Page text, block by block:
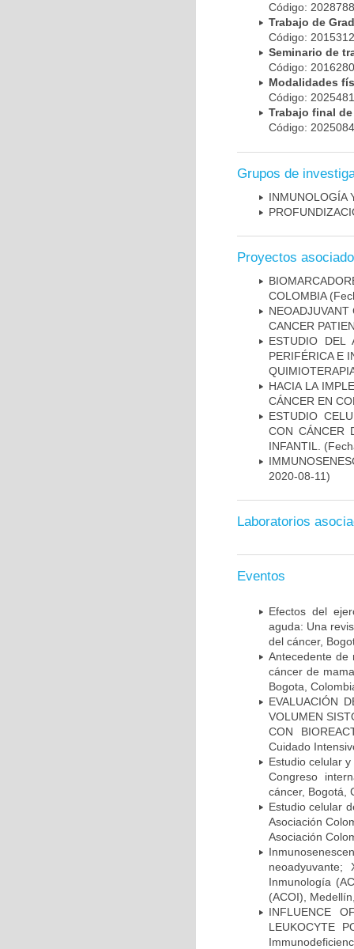
Código:
Trabajo de
Código:
Seminario de
Código:
Modalidades
Código:
Trabajo final de
Código:
Grupos de
INMUNOLOGÍA
Proyectos
COLOMBIA
CANCER
ESTUDIO DEL
PERIFÉRICA E
HACIA LA
CÁNCER EN
ESTUDIO
CON CÁNCER
INFANTIL.
2020-08-11)
Laboratorios
Eventos
Efectos del
aguda: Una
del cáncer,
Antecedente de
cáncer de
Bogota,
EVALUACIÓN
VOLUMEN
CON
Cuidado
Estudio celular
Congreso
cáncer, Bogotá,
Estudio celular
Asociación
Asociación
Inmunología
(ACOI),
INFLUENCE
LEUKOCYTE